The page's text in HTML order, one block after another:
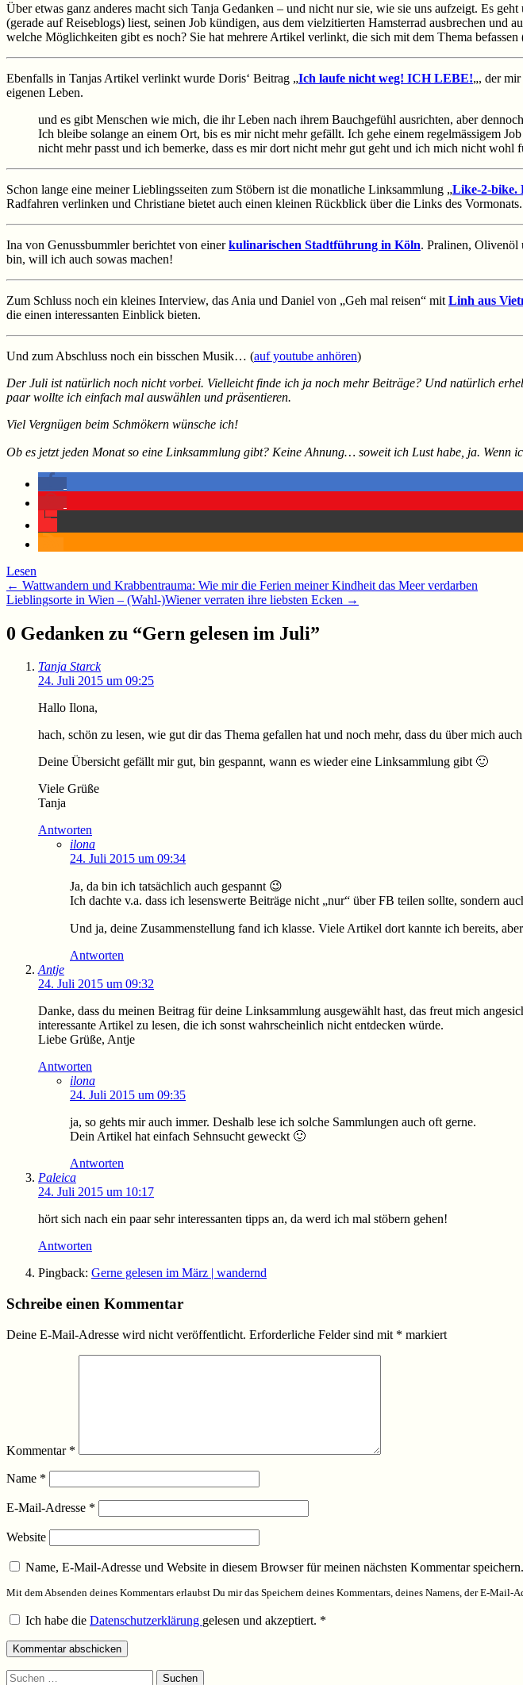
Über etwas ganz anderes macht sich Tanja Gedanken – und nicht nur sie, wie sie uns aufzeigt. Es geht
(gerade auf Reiseblogs) liest, seinen Job kündigen, aus dem vielzitierten Hamsterrad ausbrechen
welche Möglichkeiten gibt es noch? Sie hat mehrere Artikel verlinkt, die sich mit dem Thema
Ebenfalls in Tanjas Artikel verlinkt wurde Doris‘ Beitrag „Ich laufe nicht weg! ICH LEBE!„, der
eigenen Leben.
und es gibt Menschen wie mich, die ihr Leben nach ihrem Bauchgefühl ausrichten, aber
Ich bleibe solange an einem Ort, bis es mir nicht mehr gefällt. Ich gehe einem regelmässigem
nicht mehr passt und ich bemerke, dass es mir dort nicht mehr gut geht und ich mich nicht wohl
Schon lange eine meiner Lieblingsseiten zum Stöbern ist die monatliche Linksammlung „Like-2-bike.
Radfahren verlinken und Christiane bietet auch einen kleinen Rückblick über die Links des
Ina von Genussbummler berichtet von einerkulinarischen Stadtführung in Köln. Pralinen, Olivenöl
bin, will ich auch sowas machen!
Zum Schluss noch ein kleines Interview, das Ania und Daniel von „Geh mal reisen“ mit Linh aus
die einen interessanten Einblick bieten.
Und zum Abschluss noch ein bisschen Musik… (auf youtube anhören)
Der Juli ist natürlich noch nicht vorbei. Vielleicht finde ich ja noch mehr Beiträge? Und natürlich
paar wollte ich einfach mal auswählen und präsentieren.
Viel Vergnügen beim Schmökern wünsche ich!
Ob es jetzt jeden Monat so eine Linksammlung gibt? Keine Ahnung… soweit ich Lust habe, ja. Wenn
Lesen
Beitragsnavigation
← Wattwandern und Krabbentrauma: Wie mir die Ferien meiner Kindheit das Meer verdarben
Lieblingsorte in Wien – (Wahl-)Wiener verraten ihre liebsten Ecken →
0 Gedanken zu “Gern gelesen im Juli”
Tanja Starck
24. Juli 2015 um 09:25
Hallo Ilona,
hach, schön zu lesen, wie gut dir das Thema gefallen hat und noch mehr, dass du über mich
Deine Übersicht gefällt mir gut, bin gespannt, wann es wieder eine Linksammlung gibt 🙂
Viele Grüße
Tanja
Antworten
ilona
24. Juli 2015 um 09:34
Ja, da bin ich tatsächlich auch gespannt 😉
Ich dachte v.a. dass ich lesenswerte Beiträge nicht „nur“ über FB teilen sollte, sondern
Und ja, deine Zusammenstellung fand ich klasse. Viele Artikel dort kannte ich bereits,
Antworten
Antje
24. Juli 2015 um 09:32
Danke, dass du meinen Beitrag für deine Linksammlung ausgewählt hast, das freut mich
interessante Artikel zu lesen, die ich sonst wahrscheinlich nicht entdecken würde.
Liebe Grüße, Antje
Antworten
ilona
24. Juli 2015 um 09:35
ja, so gehts mir auch immer. Deshalb lese ich solche Sammlungen auch oft gerne.
Dein Artikel hat einfach Sehnsucht geweckt 🙂
Antworten
Paleica
24. Juli 2015 um 10:17
hört sich nach ein paar sehr interessanten tipps an, da werd ich mal stöbern gehen!
Antworten
Pingback: Gerne gelesen im März | wandernd
Schreibe einen Kommentar
Deine E-Mail-Adresse wird nicht veröffentlicht. Erforderliche Felder sind mit * markiert
Kommentar *
Name *
E-Mail-Adresse *
Website
Name, E-Mail-Adresse und Website in diesem Browser für meinen nächsten Kommentar speichern.
Mit dem Absenden deines Kommentars erlaubst Du mir das Speichern deines Kommentars, deines Namens, der E-
Ich habe die Datenschutzerklärung gelesen und akzeptiert. *
Suchen